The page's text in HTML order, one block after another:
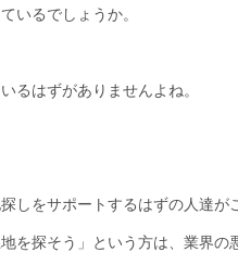
いるでしょうか。
るはずがありませんよね。
しをサポートするはずの人達が
を探そう」という方は、業界の